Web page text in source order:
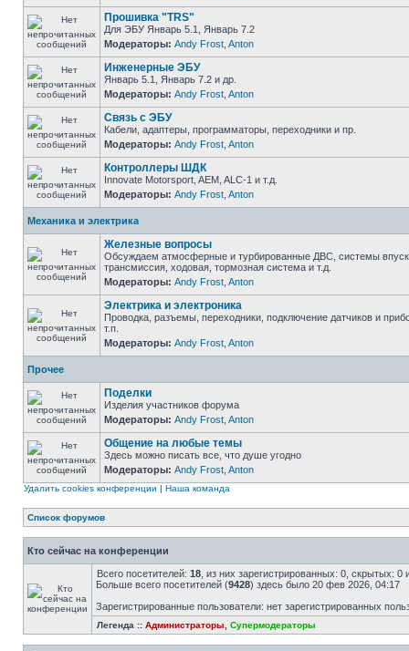
Прошивка "TRS"
Для ЭБУ Январь 5.1, Январь 7.2
Модераторы: Andy Frost Anton
Инженерные ЭБУ
Январь 5.1, Январь 7.2 и др.
Модераторы: Andy Frost Anton
Связь с ЭБУ
Кабели, адаптеры, программаторы, переходники и пр.
Модераторы: Andy Frost Anton
Контроллеры ШДК
Innovate Motorsport, AEM, ALC-1 и т.д.
Модераторы: Andy Frost Anton
Механика и электрика
Железные вопросы
Обсуждаем атмосферные и турбированные ДВС, системы
трансмиссия, ходовая, тормозная система и т.д.
Модераторы: Andy Frost Anton
Электрика и электроника
Проводка, разъемы, переходники, подключение датчиков и
т.п.
Модераторы: Andy Frost Anton
Прочее
Поделки
Изделия участников форума
Модераторы: Andy Frost Anton
Общение на любые темы
Здесь можно писать все, что душе угодно
Модераторы: Andy Frost Anton
Удалить cookies конференции | Наша команда
Список форумов
Кто сейчас на конференции
Всего посетителей: 18 , из них зарегистрированных: 0, скрытых:
Больше всего посетителей (9428) здесь было 20 фев 2026, 04:17
Зарегистрированные пользователи: нет зарегистрированных
Легенда :: Администраторы Супермодераторы